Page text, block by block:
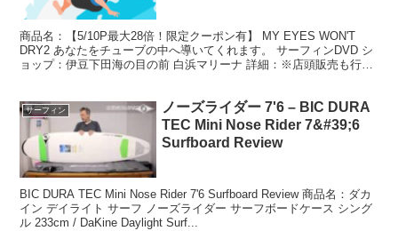
商品名：【5/10P最大28倍！限定クーポン有】 MY EYES WON'T
DRY2 あなたをチューブの中へ導いてくれます。 サーフィンDVD シ
ョップ：伊豆下田海の目の前 白浜マリーナ 詳細：※店頭販売も行っ
サーフィン
ノーズライダー 7'6 – BIC DURA
TEC Mini Nose Rider 7&#39;6
Surfboard Review
BIC DURA TEC Mini Nose Rider 7'6 Surfboard Review 商品名：ダカ
イン デイライト サーフ ノーズライダー サーフボードケース シング
ル 233cm / DaKine Daylight Surf...